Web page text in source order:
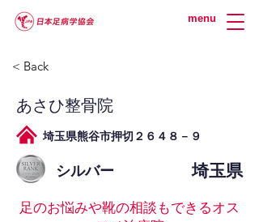
menu
< Back
あさひ整骨院
埼玉県熊谷市押切２６４８－９
シルバー 埼玉県
足のお悩みや靴の相談もできるオス